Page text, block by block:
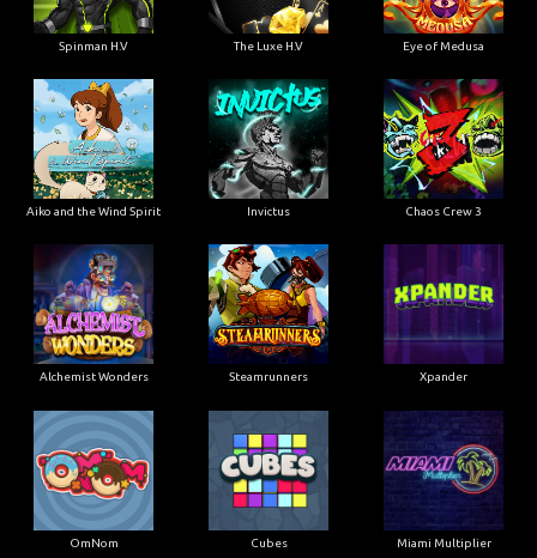
Spinman H.V The Luxe H.V Eye of Medusa
Aiko and the Wind Spirit Invictus Chaos Crew 3
Alchemist Wonders Steamrunners Xpander
OmNom Cubes Miami Multiplier